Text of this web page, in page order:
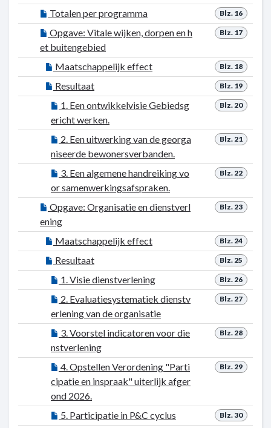
Blz. 16
Totalen per programma
Blz. 17
Opgave: Vitale wijken, dorpen en h
et buitengebied
Blz. 18
Maatschappelijk effect
Blz. 19
Resultaat
Blz. 20
1. Een ontwikkelvisie Gebiedsg
ericht werken.
Blz. 21
2. Een uitwerking van de georga
niseerde bewonersverbanden.
Blz. 22
3. Een algemene handreiking vo
or samenwerkingsafspraken.
Blz. 23
Opgave: Organisatie en dienstverl
ening
Blz. 24
Maatschappelijk effect
Blz. 25
Resultaat
Blz. 26
1. Visie dienstverlening
Blz. 27
2. Evaluatiesystematiek dienstv
erlening van de organisatie
Blz. 28
3. Voorstel indicatoren voor die
nstverlening
Blz. 29
4. Opstellen Verordening "Parti
cipatie en inspraak" uiterlijk afger
ond 2026.
Blz. 30
5. Participatie in P&C cyclus